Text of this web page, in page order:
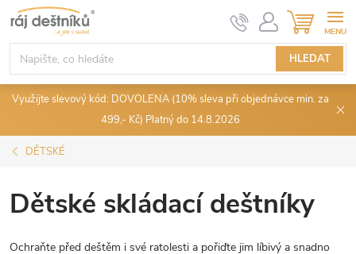
Přejít
na
obsah
HLEDAT
KOŠÍK
Využijte slevový kód: DOVOLENA (10% sleva při objednávce min. za
499,- Kč) Platný do 14.8.2026
DĚTSKÉ
Dětské skládací deštníky
Ochraňte před deštěm i své ratolesti a pořiďte jim líbivý a snadno